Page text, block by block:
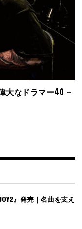
大なドラマー40 –
』発売｜名曲を支え